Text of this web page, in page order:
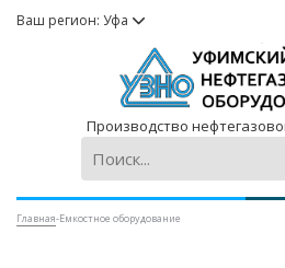
Ваш регион: Уфа
Производство
Главная-Емкостное оборудование